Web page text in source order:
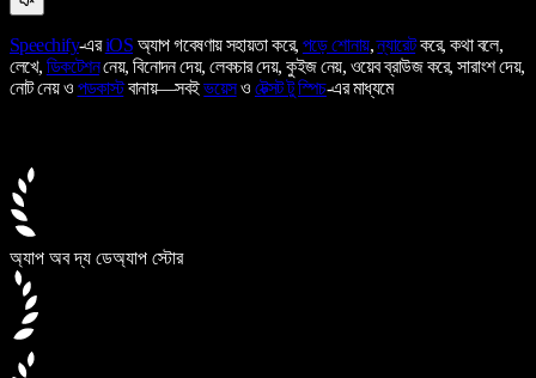
Speechify-এরiOS অ্যাপ গবেষণায় সহায়তা করে, পড়ে শোনায়,ন্যারেটকরে, কথা বলে,
লেখে, ডিকটেশননেয়, বিনোদন দেয়, লেকচার দেয়, কুইজ নেয়, ওয়েব ব্রাউজ করে, সারাংশ দেয়,
নোট নেয় ও পডকাস্টবানায়—সবইভয়েসও টেক্সট টু স্পিচ-এর মাধ্যমে
অ্যাপ অব দ্য ডেঅ্যাপ স্টোর